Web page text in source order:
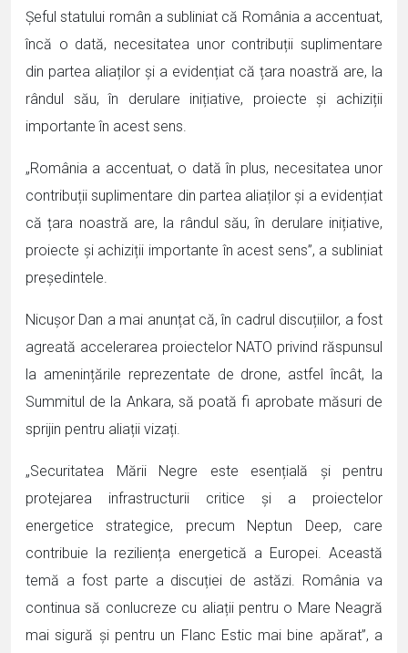
Șeful statului român a subliniat că România a accentuat,
încă o dată, necesitatea unor contribuții suplimentare
din partea aliaților și a evidențiat că țara noastră are, la
rândul său, în derulare inițiative, proiecte și achiziții
importante în acest sens.
„România a accentuat, o dată în plus, necesitatea unor
contribuții suplimentare din partea aliaților și a evidențiat
că țara noastră are, la rândul său, în derulare inițiative,
proiecte și achiziții importante în acest sens”, a subliniat
președintele.
Nicușor Dan a mai anunțat că, în cadrul discuțiilor, a fost
agreată accelerarea proiectelor NATO privind răspunsul
la amenințările reprezentate de drone, astfel încât, la
Summitul de la Ankara, să poată fi aprobate măsuri de
sprijin pentru aliații vizați.
„Securitatea Mării Negre este esențială și pentru
protejarea infrastructurii critice și a proiectelor
energetice strategice, precum Neptun Deep, care
contribuie la reziliența energetică a Europei. Această
temă a fost parte a discuției de astăzi. România va
continua să conlucreze cu aliații pentru o Mare Neagră
mai sigură și pentru un Flanc Estic mai bine apărat”, a